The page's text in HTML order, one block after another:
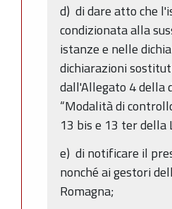
d) di dare atto che
condizionata alla
istanze e nelle
dichiarazioni
dall'Allegato 4 della
“Modalità di
13 bis e 13 ter della
e) di notificare il
nonché ai gestori
Romagna;